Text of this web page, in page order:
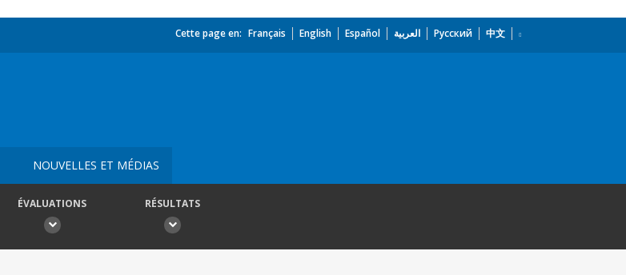
Cette page en: Français English Español العربية Русский 中文
NOUVELLES ET MÉDIAS
ÉVALUATIONS RÉSULTATS